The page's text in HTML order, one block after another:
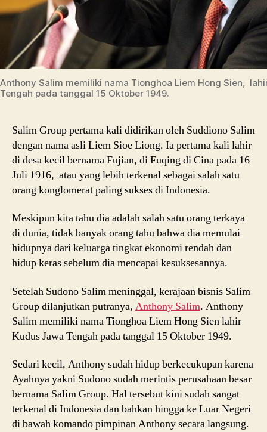
Anthony Salim memiliki nama Tionghoa Liem Hong Sien,
Tengah pada tanggal 15 Oktober 1949.
Salim Group pertama kali didirikan oleh Suddiono Salim
dengan nama asli Liem Sioe Liong. Ia pertama kali lahir
di desa kecil bernama Fujian, di Fuqing di Cina pada 16
Juli 1916, atau yang lebih terkenal sebagai salah satu
orang konglomerat paling sukses di Indonesia.
Meskipun kita tahu dia adalah salah satu orang terkaya
di dunia, tidak banyak orang tahu bahwa dia memulai
hidupnya dari keluarga tingkat ekonomi rendah dan
hidup keras sebelum dia mencapai kesuksesannya.
Setelah Sudono Salim meninggal, kerajaan bisnis Salim
Group dilanjutkan putranya, Anthony Salim. Anthony
Salim memiliki nama Tionghoa Liem Hong Sien lahir
Kudus Jawa Tengah pada tanggal 15 Oktober 1949.
Sedari kecil, Anthony sudah hidup berkecukupan karena
Ayahnya yakni Sudono sudah merintis perusahaan besar
bernama Salim Group. Hal tersebut kini sudah sangat
terkenal di Indonesia dan bahkan hingga ke Luar Negeri
di bawah komando pimpinan Anthony secara langsung.